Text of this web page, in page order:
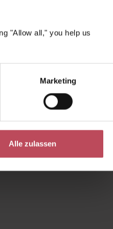
"Allow all," you help us
Marketing
Alle zulassen
die Anzahl zu
dieein oder
den gewünschten